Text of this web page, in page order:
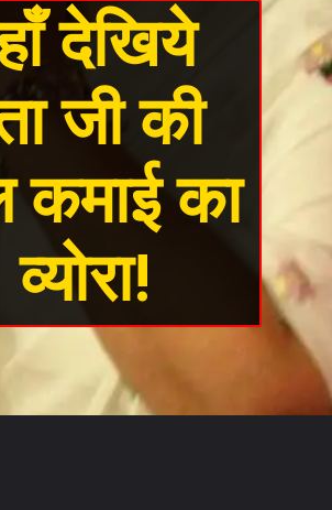
देखिये
जी की
का
व्योरा!